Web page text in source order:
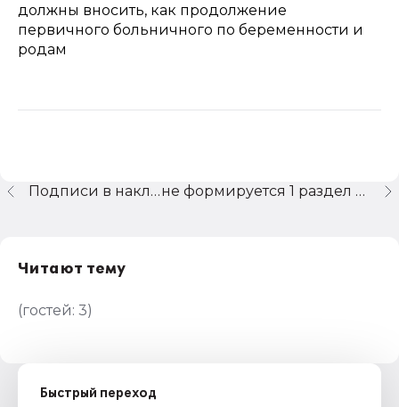
должны вносить, как продолжение
первичного больничного по беременности и
родам
не формируется 1 раздел Журнала учета выданных и полученных счетов-фактур КА 8.2
Подписи в накладных
Читают тему
(гостей: 3)
Быстрый переход